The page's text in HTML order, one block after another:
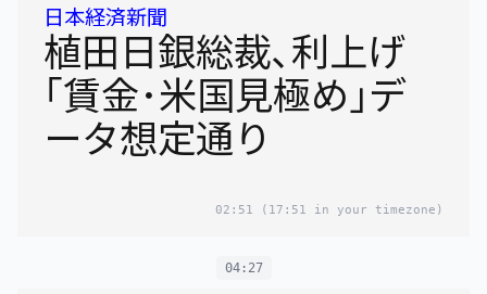
日本経済新聞
植田日銀総裁､利上げ
｢賃金･米国見極め｣デ
ータ想定通り
02:51 (17:51 in your timezone)
04:27